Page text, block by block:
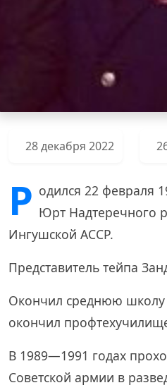
28 декабря 2022
Р одился 22 февраля
Юрт Надтеречного
Ингушской АССР.
Представитель тейпа
Окончил среднюю школу
окончил
В 1989—1991 годах
Советской армии в